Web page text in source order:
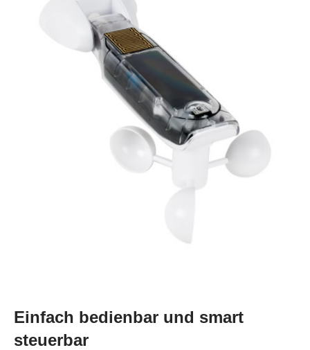
Einfach bedienbar und smart
steuerbar